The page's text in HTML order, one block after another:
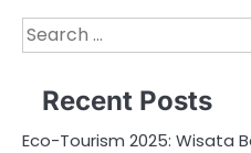
Search
for:
Recent Posts
Eco-Tourism 2025: Wisata